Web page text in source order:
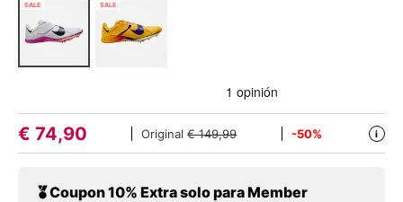
SALE SALE
€ 74,90 Original€ 149,99 -50% i
Coupon 10% Extra solo para Member